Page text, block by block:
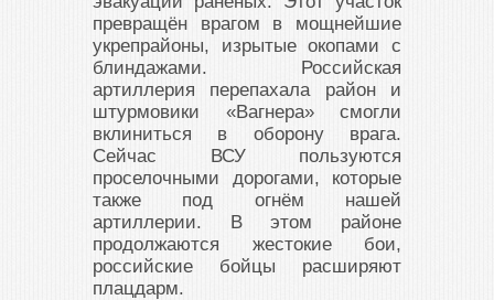
превращён врагом в мощнейшие
укрепрайоны, изрытые окопами с
блиндажами. Российская
артиллерия перепахала район и
штурмовики «Вагнера» смогли
вклиниться в оборону врага.
Сейчас ВСУ пользуются
проселочными дорогами, которые
также под огнём нашей
артиллерии. В этом районе
продолжаются жестокие бои,
российские бойцы расширяют
плацдарм.